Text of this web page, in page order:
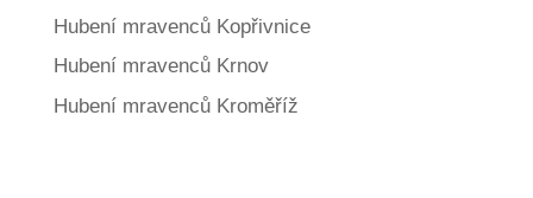
Hubení mravenců Kopřivnice
Hubení mravenců Krnov
Hubení mravenců Kroměříž